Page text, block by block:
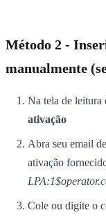
Método 2 -
manualmente
Na tela de leitura
ativação
Abra seu email
ativação
Cole ou digite o